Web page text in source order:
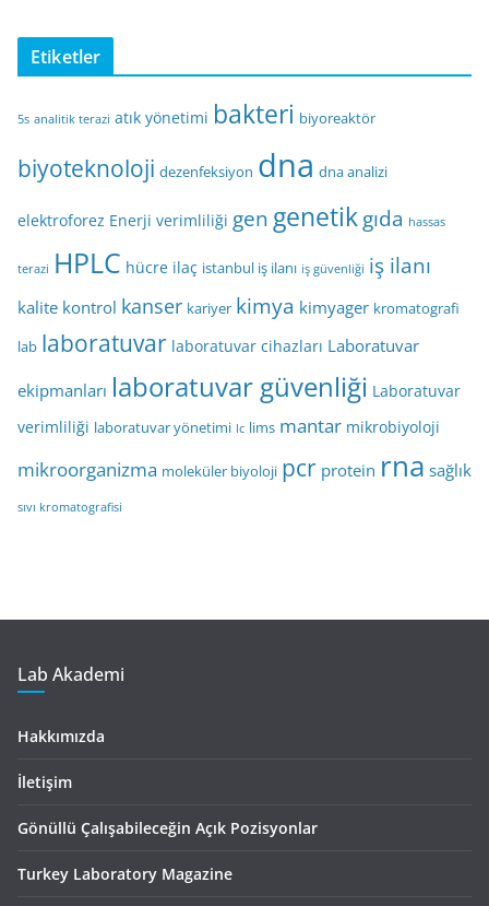
Etiketler
5s analitik terazi atık yönetimi bakteri biyoreaktör
biyoteknoloji dezenfeksiyon dna dna analizi
elektroforez Enerji verimliliği gen genetikgıda hassas
terazi HPLC hücre ilaç istanbul iş ilanı iş güvenliği iş ilanı
kalite kontrol kanser kariyer kimya kimyager kromatografi
lab laboratuvar laboratuvar cihazları Laboratuvar
ekipmanları laboratuvar güvenliği Laboratuvar
verimliliği laboratuvar yönetimi lc lims mantar mikrobiyoloji
mikroorganizma moleküler biyoloji pcr protein rna sağlık
sıvı kromatografisi
Lab Akademi
Hakkımızda
İletişim
Gönüllü Çalışabileceğin Açık Pozisyonlar
Turkey Laboratory Magazine